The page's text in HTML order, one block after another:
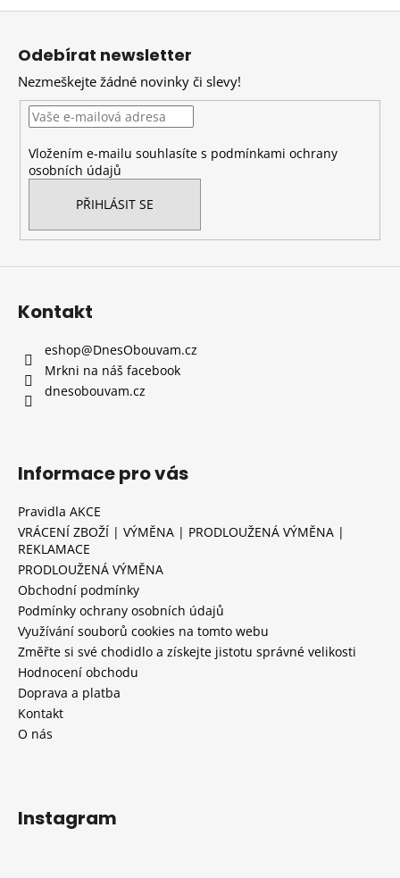
Z
Odebírat newsletter
Nezmeškejte žádné novinky či slevy!
Vložením e-mailu souhlasíte s podmínkami ochrany
osobních údajů
PŘIHLÁSIT SE
Kontakt
eshop@DnesObouvam.cz
Mrkni na náš facebook
dnesobouvam.cz
Informace pro vás
Pravidla AKCE
VRÁCENÍ ZBOŽÍ | VÝMĚNA | PRODLOUŽENÁ VÝMĚNA |
REKLAMACE
PRODLOUŽENÁ VÝMĚNA
Obchodní podmínky
Podmínky ochrany osobních údajů
Využívání souborů cookies na tomto webu
Změřte si své chodidlo a získejte jistotu správné velikosti
Hodnocení obchodu
Doprava a platba
Kontakt
O nás
Instagram